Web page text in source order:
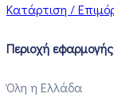
Κατάρτιση /
Περιοχή εφαρμογής
Όλη η Ελλάδα